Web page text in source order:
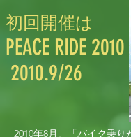
初回開催は
PEACE RIDE 2010
2010.9/26
2010年8月。「バイク乗り